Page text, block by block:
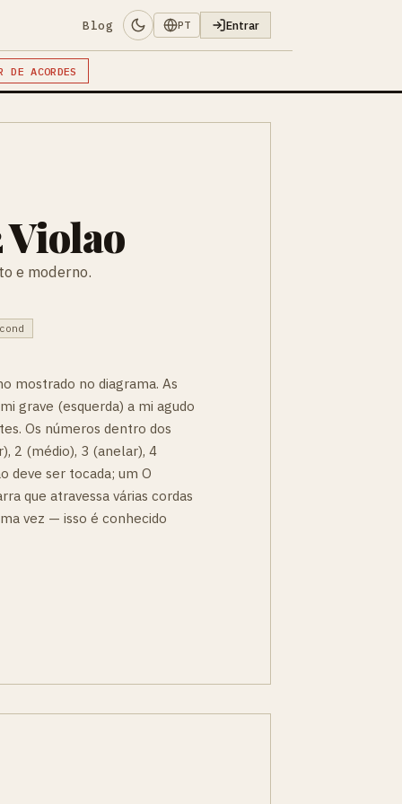
Blog PT Entrar
DE ACORDES
Violao
e moderno.
mostrado no diagrama. As
grave (esquerda) a mi agudo
Os números dentro dos
2 (médio), 3 (anelar), 4
deve ser tocada; um O
que atravessa várias cordas
vez — isso é conhecido